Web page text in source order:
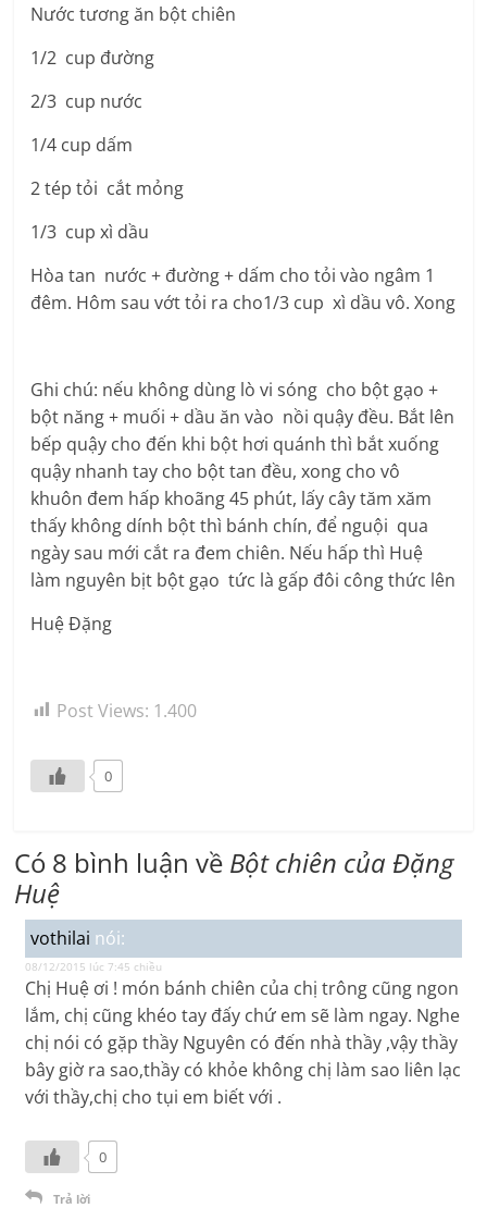
Nước tương ăn bột chiên
1/2 cup đường
2/3 cup nước
1/4 cup dấm
2 tép tỏi cắt mỏng
1/3 cup xì dầu
Hòa tan nước + đường + dấm cho tỏi vào ngâm 1
đêm. Hôm sau vớt tỏi ra cho1/3 cup xì dầu vô. Xong
Ghi chú: nếu không dùng lò vi sóng cho bột gạo +
bột năng + muối + dầu ăn vào nồi quậy đều. Bắt lên
bếp quậy cho đến khi bột hơi quánh thì bắt xuống
quậy nhanh tay cho bột tan đều, xong cho vô
khuôn đem hấp khoãng 45 phút, lấy cây tăm xăm
thấy không dính bột thì bánh chín, để nguội qua
ngày sau mới cắt ra đem chiên. Nếu hấp thì Huệ
làm nguyên bịt bột gạo tức là gấp đôi công thức lên
Huệ Đặng
Post Views: 1.400
0
Có 8 bình luận về Bột chiên của Đặng
Huệ
vothilai nói:
08/12/2015 lúc 7:45 chiều
Chị Huệ ơi ! món bánh chiên của chị trông cũng ngon
lắm, chị cũng khéo tay đấy chứ em sẽ làm ngay. Nghe
chị nói có gặp thầy Nguyên có đến nhà thầy ,vậy thầy
bây giờ ra sao,thầy có khỏe không chị làm sao liên lạc
với thầy,chị cho tụi em biết với .
0
Trả lời